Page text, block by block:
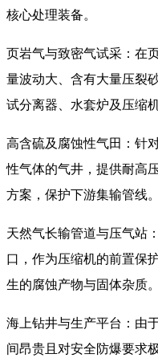
核心处理装备。
页岩气与致密气试采：在
量波动大、含有大量压裂
试分离器、水套炉及压缩机
高含硫及腐蚀性气田：针
性气体的气井，提供耐高
方案，保护下游集输管线。
天然气长输管道与压气站
口，作为压缩机的前置保
生的腐蚀产物与固体杂质。
海上钻井与生产平台：由
间昂贵且对安全防爆要求